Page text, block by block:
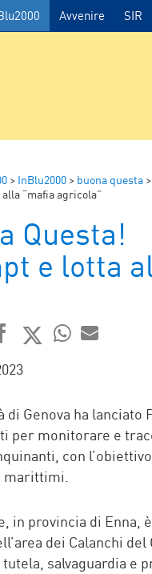
Avvenire SIR
> InBlu2000 > buona questa >
“mafia agricola”
Questa!
e lotta
TWITTER
di Genova ha
per monitorare e
con
in provincia di Enna,
dei Calanchi
salvaguardia e